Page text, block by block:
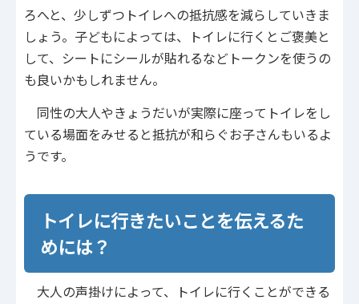
ろへと、少しずつトイレへの抵抗感を減らしていきま
しょう。子どもによっては、トイレに行くとご褒美と
して、シートにシールが貼れるなどトークンを使うの
も良いかもしれません。
同性の大人やきょうだいが実際に座ってトイレをし
ている場面をみせると抵抗が和らぐお子さんもいるよ
うです。
トイレに行きたいことを伝えるた
めには？
大人の声掛けによって、トイレに行くことができる